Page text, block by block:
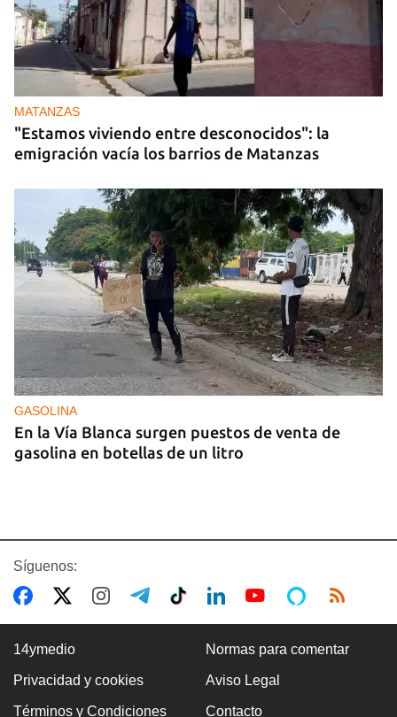
MATANZAS
"Estamos viviendo entre desconocidos": la
emigración vacía los barrios de Matanzas
GASOLINA
En la Vía Blanca surgen puestos de venta de
gasolina en botellas de un litro
Premio Literario Lourdes Gil 2026 en Poesía
Síguenos:
14ymedio Normas para comentar
Privacidad y cookies Aviso Legal
Términos y Condiciones Contacto